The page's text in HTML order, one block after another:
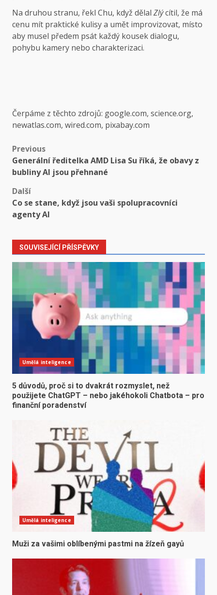
Na druhou stranu, řekl Chu, když dělal Zlýcítil, že má
cenu mít praktické kulisy a umět improvizovat, místo
aby musel předem psát každý kousek dialogu,
pohybu kamery nebo charakterizaci.
Čerpáme z těchto zdrojů: google.com, science.org,
newatlas.com, wired.com, pixabay.com
Post
navigation
Previous
Generální ředitelka AMD Lisa Su říká, že obavy z
bubliny AI jsou přehnané
Další
Co se stane, když jsou vaši spolupracovníci
agenty AI
SOUVISEJÍCÍ PŘÍSPĚVKY
Umělá inteligence
5 důvodů, proč si to dvakrát rozmyslet, než
použijete ChatGPT – nebo jakéhokoli Chatbota – pro
finanční poradenství
Umělá inteligence
Muži za vašimi oblíbenými pastmi na žízeň gayů